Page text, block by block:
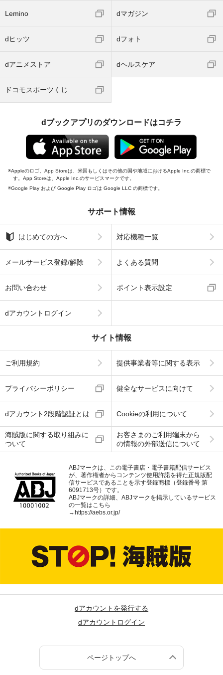
Lemino dマガジン
dヒッツ dフォト
dアニメストア dヘルスケア
ドコモスポーツくじ
dブックアプリのダウンロードはコチラ
Appleのロゴ、App Storeは、米国もしくはその他の国や地域におけるApple Inc.の商標で
す。App Storeは、Apple Inc.のサービスマークです。
Google Play および Google Play ロゴは Google LLC の商標です。
サポート情報
はじめての方へ 対応機種一覧
メールサービス登録/解除 よくある質問
お問い合わせ ポイント表示設定
dアカウントログイン
サイト情報
ご利用規約 提供事業者等に関する表示
プライバシーポリシー 健全なサービスに向けて
dアカウント2段階認証とは Cookieの利用について
海賊版に関する取り組みに
ついて
お客さまのご利用端末から
の情報の外部送信について
ABJマークは、この電子書店・電子書籍配信サービス
が、著作権者からコンテンツ使用許諾を得た正規版配
信サービスであることを示す登録商標（登録番号 第
6091713号）です。
ABJマークの詳細、ABJマークを掲示しているサービス
の一覧はこちら
→ https://aebs.or.jp/
dアカウントを発行する
dアカウントログイン
ページトップへ